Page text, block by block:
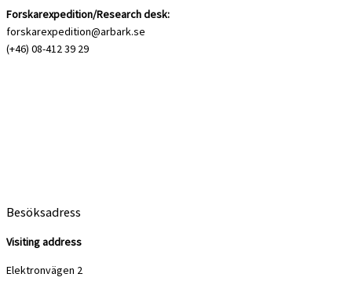
Forskarexpedition/Research desk:
forskarexpedition@arbark.se
(+46) 08-412 39 29
Besöksadress
Visiting address
Elektronvägen 2